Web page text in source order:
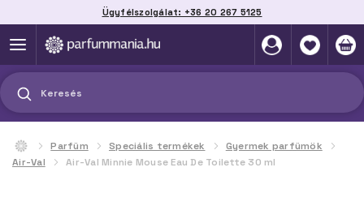
Ügyfélszolgálat: +36 20 267 5125
Keresés
Parfüm Speciális termékek
Gyermek parfümök
Air-Val
Air-Val Minnie Mouse Eau De Toilette 30 ml